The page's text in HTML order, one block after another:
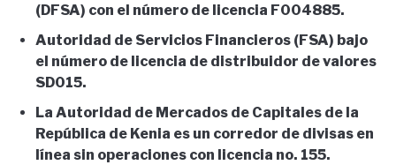
(DFSA) con el número de licencia F004885.
Autoridad de Servicios Financieros (FSA) bajo
el número de licencia de distribuidor de valores
SD015.
La Autoridad de Mercados de Capitales de la
República de Kenia es un corredor de divisas en
línea sin operaciones con licencia no. 155.